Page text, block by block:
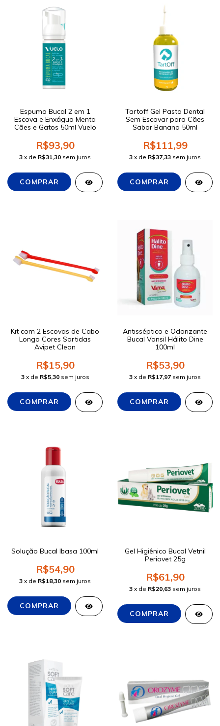
Espuma Bucal 2 em 1
Escova e Enxágua Menta
Cães e Gatos 50ml Vuelo
R$93,90
3 x de R$31,30 sem juros
Tartoff Gel Pasta Dental
Sem Escovar para Cães
Sabor Banana 50ml
R$111,99
3 x de R$37,33 sem juros
Kit com 2 Escovas de Cabo
Longo Cores Sortidas
Avipet Clean
R$15,90
3 x de R$5,30 sem juros
Antisséptico e Odorizante
Bucal Vansil Hálito Dine
100ml
R$53,90
3 x de R$17,97 sem juros
Solução Bucal Ibasa 100ml
R$54,90
3 x de R$18,30 sem juros
Gel Higiênico Bucal Vetnil
Periovet 25g
R$61,90
3 x de R$20,63 sem juros